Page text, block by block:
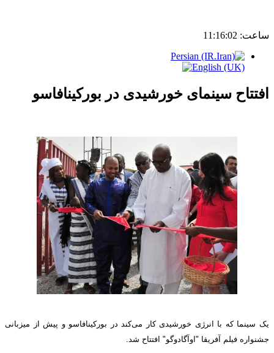
ساعت: 11:16:02
افتتاح سینمای خورشیدی در بورکینافاسو
یک سینما که با انرژی خورشیدی کار می‌کند در بورکینافاسو و پیش از میزبانی
جشنواره فیلم آفریقا "اوآگادوگو" افتتاح شد.